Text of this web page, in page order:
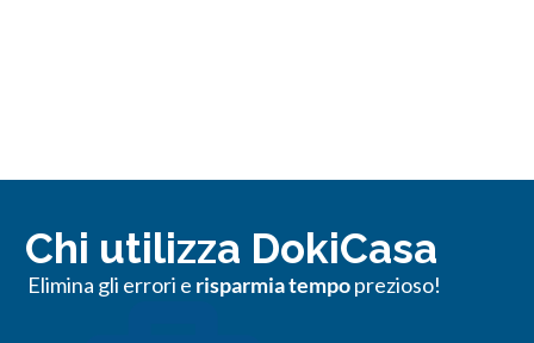
Chi utilizza DokiCasa
Elimina gli errori e risparmia tempoprezioso!